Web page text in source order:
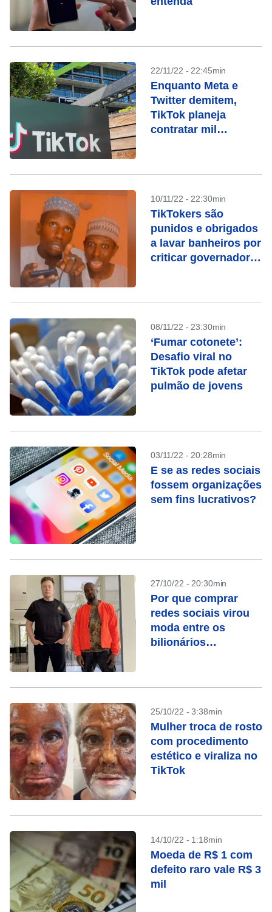
22/11/22 - 22:45min
Enquanto Meta e
Twitter demitem,
TikTok planeja
contratar mil
10/11/22 - 22:30min
TikTokers são
punidos e obrigados
a lavar banheiros por
criticar governador
08/11/22 - 23:30min
‘Fumar cotonete’:
Desafio viral no
TikTok pode afetar
pulmão de jovens
03/11/22 - 20:28min
E se as redes sociais
fossem organizações
sem fins lucrativos?
27/10/22 - 20:30min
Por que comprar
redes sociais virou
moda entre os
bilionários
25/10/22 - 3:38min
Mulher troca de rosto
com procedimento
estético e viraliza no
TikTok
14/10/22 - 1:18min
Moeda de R$ 1 com
defeito raro vale R$ 3
mil